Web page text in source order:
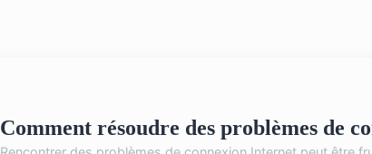
Comment résoudre des problèmes de